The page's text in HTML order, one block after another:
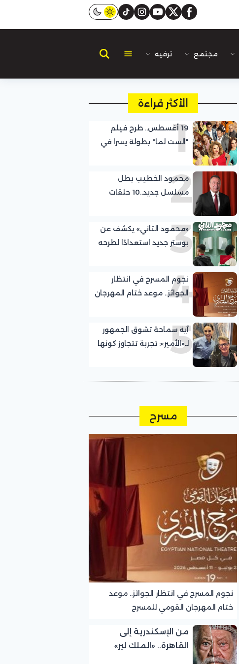
facebook
twitter
youtube
instagram
tiktok
مجتمع ترفيه
الأكثر قراءة
119 أغسطس.. طرح فيلم
"الست لما" بطولة يسرا في
2
محمود الخطيب بطل
مسلسل جديد..10 حلقات
3
«محمود التاني» يكشف عن
بوستر جديد استعدادًا لطرحه
4
نجوم المسرح في انتظار
الجوائز.. موعد ختام المهرجان
5
آية سماحة تشوق الجمهور
لـ«الأمير»: تجربة تتجاوز كونها
مسرح
نجوم المسرح في انتظار الجوائز.. موعد
ختام المهرجان القومي للمسرح
من الإسكندرية إلى
القاهرة.. «الملك لير»